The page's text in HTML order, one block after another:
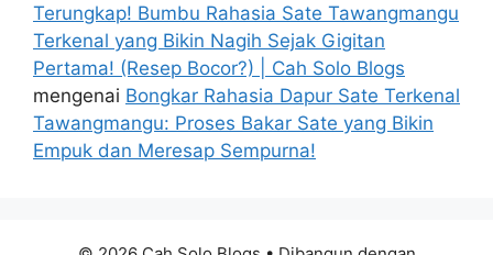
Terungkap! Bumbu Rahasia Sate Tawangmangu
Terkenal yang Bikin Nagih Sejak Gigitan
Pertama! (Resep Bocor?) | Cah Solo Blogs
mengenai Bongkar Rahasia Dapur Sate Terkenal
Tawangmangu: Proses Bakar Sate yang Bikin
Empuk dan Meresap Sempurna!